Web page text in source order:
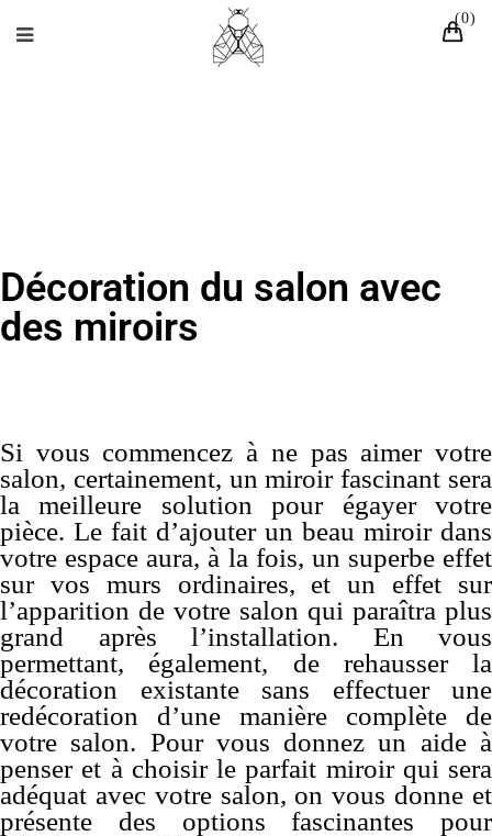
0
Décoration du salon avec
des miroirs
Si vous commencez à ne pas aimer votre
salon, certainement, un miroir fascinant sera
la meilleure solution pour égayer votre
pièce. Le fait d’ajouter un beau miroir dans
votre espace aura, à la fois, un superbe effet
sur vos murs ordinaires, et un effet sur
l’apparition de votre salon qui paraîtra plus
grand après l’installation. En vous
permettant, également, de rehausser la
décoration existante sans effectuer une
redécoration d’une manière complète de
votre salon. Pour vous donnez un aide à
penser et à choisir le parfait miroir qui sera
adéquat avec votre salon, on vous donne et
présente des options fascinantes pour